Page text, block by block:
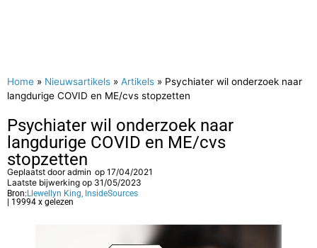
Home » Nieuwsartikels » Artikels » Psychiater wil onderzoek naar
langdurige COVID en ME/cvs stopzetten
Psychiater wil onderzoek naar
langdurige COVID en ME/cvs
stopzetten
Geplaatst dooradmin op 17/04/2021
Laatste bijwerking op 31/05/2023
Bron: Llewellyn King, InsideSources
| 19994 x gelezen